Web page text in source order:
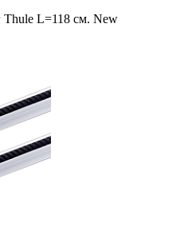
Thule L=118 см. New